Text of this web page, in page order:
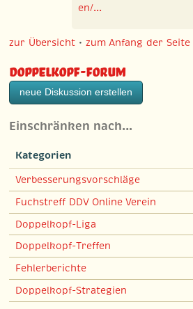
en/...
zur Übersicht •zum Anfang der Seite
Doppelkopf-Forum
neue Diskussion erstellen
Einschränken nach…
Kategorien
Verbesserungsvorschläge
Fuchstreff DDV Online Verein
Doppelkopf-Liga
Doppelkopf-Treffen
Fehlerberichte
Doppelkopf-Strategien